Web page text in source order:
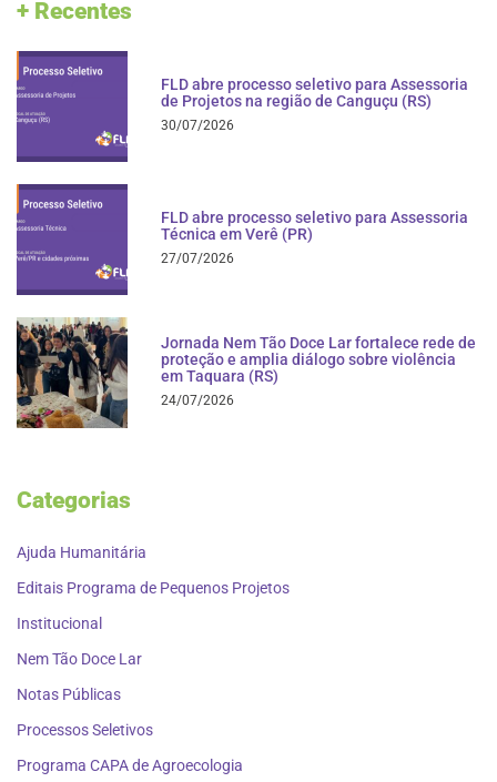
+ Recentes
FLD abre processo seletivo para Assessoria
de Projetos na região de Canguçu (RS)
30/07/2026
FLD abre processo seletivo para Assessoria
Técnica em Verê (PR)
27/07/2026
Jornada Nem Tão Doce Lar fortalece rede de
proteção e amplia diálogo sobre violência
em Taquara (RS)
24/07/2026
Categorias
Ajuda Humanitária
Editais Programa de Pequenos Projetos
Institucional
Nem Tão Doce Lar
Notas Públicas
Processos Seletivos
Programa CAPA de Agroecologia